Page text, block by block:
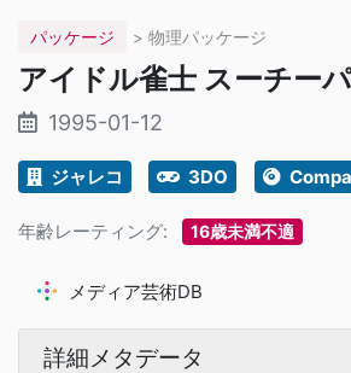
パッケージ > 物理パッケージ
アイドル雀士 スーチー
1995-01-12
ジャレコ 3DO
年齢レーティング: 16歳未満不適
メディア芸術DB
詳細メタデータ